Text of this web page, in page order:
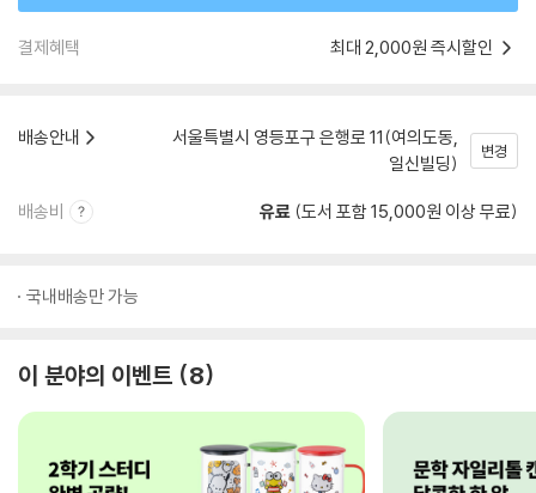
결제혜택 최대 2,000원 즉시할인
배송안내
서울특별시 영등포구 은행로 11(여의도동,
일신빌딩)
변경
배송비 유료 (도서 포함 15,000원 이상 무료)
국내배송만 가능
이 분야의 이벤트 8